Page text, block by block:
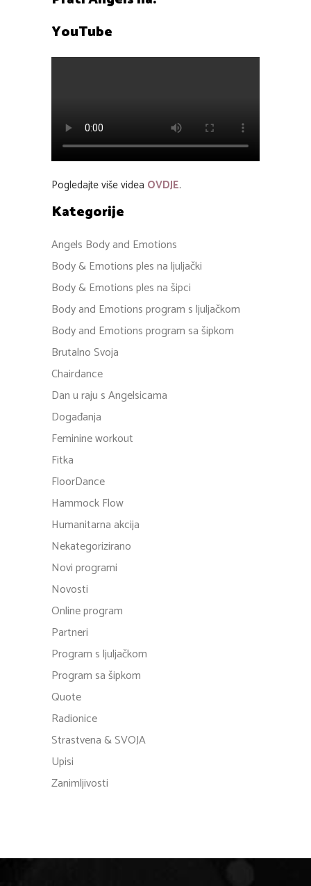
YouTube
Pogledajte više videa OVDJE.
Kategorije
Angels Body and Emotions
Body & Emotions ples na ljuljački
Body & Emotions ples na šipci
Body and Emotions program s ljuljačkom
Body and Emotions program sa šipkom
Brutalno Svoja
Chairdance
Dan u raju s Angelsicama
Događanja
Feminine workout
Fitka
FloorDance
Hammock Flow
Humanitarna akcija
Nekategorizirano
Novi programi
Novosti
Online program
Partneri
Program s ljuljačkom
Program sa šipkom
Quote
Radionice
Strastvena & SVOJA
Upisi
Zanimljivosti